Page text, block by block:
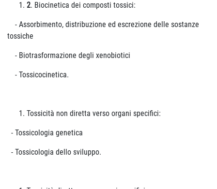
2. Biocinetica dei composti tossici:
- Assorbimento, distribuzione ed escrezione delle sostanze
tossiche
- Biotrasformazione degli xenobiotici
- Tossicocinetica.
Tossicità non diretta verso organi specifici:
- Tossicologia genetica
- Tossicologia dello sviluppo.